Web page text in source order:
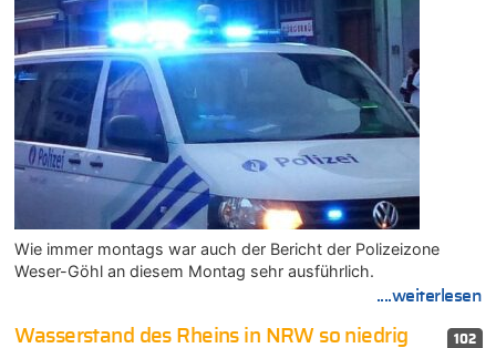
Wie immer montags war auch der Bericht der Polizeizone
Weser-Göhl an diesem Montag sehr ausführlich.
....weiterlesen
102
Wasserstand des Rheins in NRW so niedrig